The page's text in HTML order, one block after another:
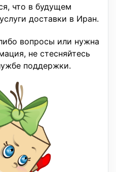
что в будущем
доставки в Иран.
вопросы или нужна
не стесняйтесь
поддержки.